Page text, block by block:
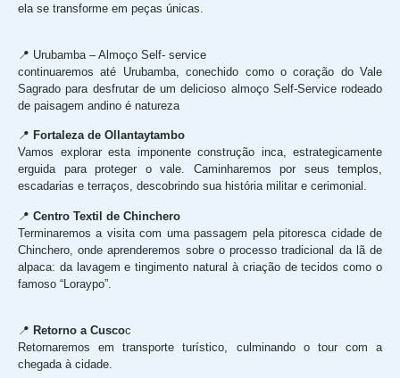
ela se transforme em peças únicas.
📍 Urubamba – Almoço Self- service
continuaremos até Urubamba, conechido como o coração do Vale
Sagrado para desfrutar de um delicioso almoço Self-Service rodeado
de paisagem andino é natureza
📍 Fortaleza de Ollantaytambo
Vamos explorar esta imponente construção inca, estrategicamente
erguida para proteger o vale. Caminharemos por seus templos,
escadarias e terraços, descobrindo sua história militar e cerimonial.
📍 Centro Textil de Chinchero
Terminaremos a visita com uma passagem pela pitoresca cidade de
Chinchero, onde aprenderemos sobre o processo tradicional da lã de
alpaca: da lavagem e tingimento natural à criação de tecidos como o
famoso “Loraypo”.
📍 Retorno a Cuscoc
Retornaremos em transporte turístico, culminando o tour com a
chegada à cidade.